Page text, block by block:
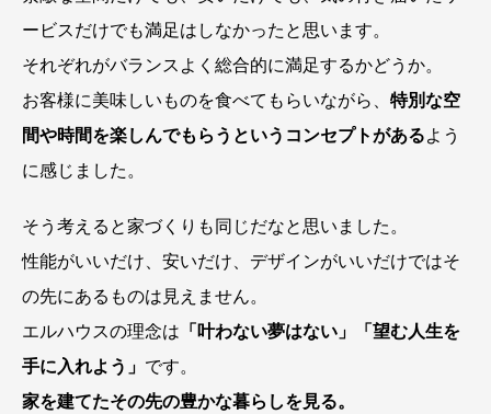
ービスだけでも満足はしなかったと思います。
それぞれがバランスよく総合的に満足するかどうか。
お客様に美味しいものを食べてもらいながら、 特別な空
間や時間を楽しんでもらうというコンセプトがあるよう
に感じました。
そう考えると家づくりも同じだなと思いました。
性能がいいだけ、安いだけ、デザインがいいだけではそ
の先にあるものは見えません。
エルハウスの理念は 「叶わない夢はない」「望む人生を
手に入れよう」 です。
家を建てたその先の豊かな暮らしを見る。